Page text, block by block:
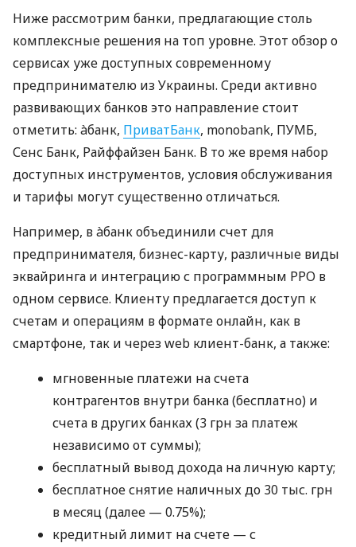
Ниже рассмотрим банки, предлагающие столь
комплексные решения на топ уровне. Этот обзор о
сервисах уже доступных современному
предпринимателю из Украины. Среди активно
развивающих банков это направление стоит
отметить: àбанк, ПриватБанк, monobank, ПУМБ,
Сенс Банк, Райффайзен Банк. В то же время набор
доступных инструментов, условия обслуживания
и тарифы могут существенно отличаться.
Например, в àбанк объединили счет для
предпринимателя, бизнес-карту, различные виды
эквайринга и интеграцию с программным РРО в
одном сервисе. Клиенту предлагается доступ к
счетам и операциям в формате онлайн, как в
смартфоне, так и через web клиент-банк, а также:
мгновенные платежи на счета
контрагентов внутри банка (бесплатно) и
счета в других банках (3 грн за платеж
независимо от суммы);
бесплатный вывод дохода на личную карту;
бесплатное снятие наличных до 30 тыс. грн
в месяц (далее — 0.75%);
кредитный лимит на счете — с